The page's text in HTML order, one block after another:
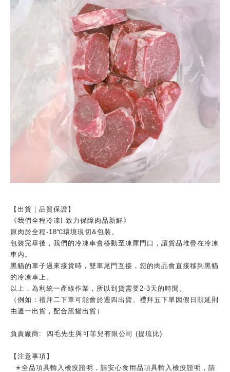
【出貨｜品質保證】
《我們全程冷凍! 致力保障肉品新鮮》
原肉於全程-18℃環境現切&包裝。
包裝完畢後，我們的冷凍車會移動至凍庫門口，讓貨品堆疊在冷凍
車內。
黑貓的車子過來接貨時，雙車尾門互接，您的肉品會直接移到黑貓
的冷凍車上。
以上，為利統一產線作業，所以到貨需要2-3天的時間。
（例如：禮拜二下單可能會於週四出貨、禮拜五下單因假日順延則
由週一出貨，配合黑貓出貨）
負責廠商: 四毛先生與可菲兒有限公司 (提琉比)
【注意事項】
✭全品項具輸入檢疫證明，請安心食用品項具輸入檢疫證明，請